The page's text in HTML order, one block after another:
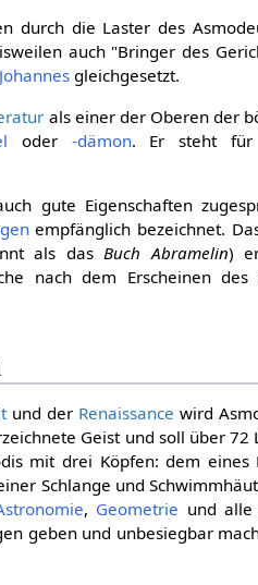
durch die Laster des
auch "Bringer des
gleichgesetzt.
als einer der Oberen der
oder -dämon. Er steht
gute Eigenschaften
empfänglich bezeichnet.
als das Buch Abramelin)
nach dem Erscheinen
und der Renaissance wird
Geist und soll über
mit drei Köpfen: dem
Schlange und
, Geometrie und
geben und unbesiegbar